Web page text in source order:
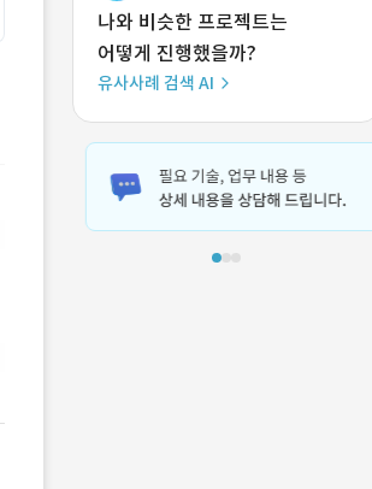
나와 비슷한 프로젝트는
어떻게 진행했을까?
유사사례 검색 AI